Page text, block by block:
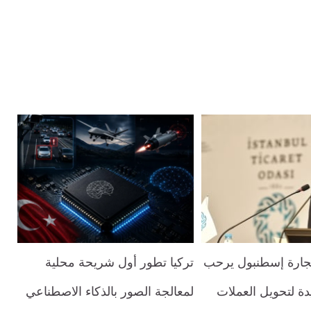
إسطنبول يرحب
لتحويل العملات
تركيا تطور أول شريحة محلية
لمعالجة الصور بالذكاء الاصطناعي